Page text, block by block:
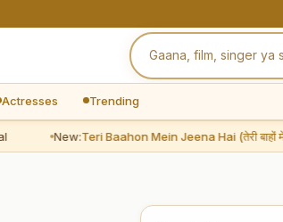
Actresses Trending
New:Teri Baahon Mein Jeena Hai (तेरी बाहों में